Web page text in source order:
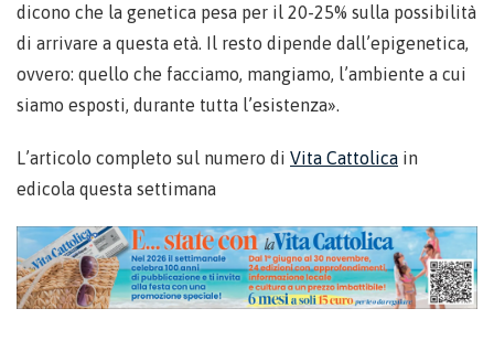
dicono che la genetica pesa per il 20-25% sulla possibilità
di arrivare a questa età. Il resto dipende dall’epigenetica,
ovvero: quello che facciamo, mangiamo, l’ambiente a cui
siamo esposti, durante tutta l’esistenza».
L’articolo completo sul numero di Vita Cattolica in
edicola questa settimana